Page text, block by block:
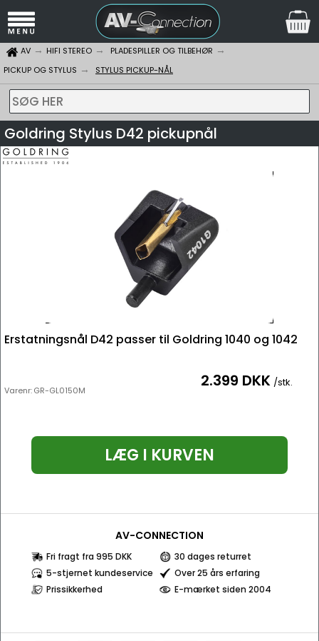
AV HIFI STEREO
PLADESPILLER OG TILBEHØR
PICKUP OG STYLUS
STYLUS PICKUP-NÅL
SØG HER
Goldring Stylus D42 pickupnål
Erstatningsnål D42 passer til Goldring 1040 og 1042
Varenr:GR-GL0150M 2.399 DKK /stk.
LÆG I KURVEN
AV-CONNECTION
Fri fragt fra 995 DKK
30 dages returret
5-stjernet kundeservice
Over 25 års erfaring
Prissikkerhed
E-mærket siden 2004